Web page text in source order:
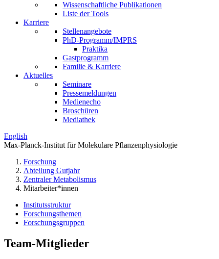
Wissenschaftliche Publikationen
Liste der Tools
Karriere
Stellenangebote
PhD-Programm/IMPRS
Praktika
Gastprogramm
Familie & Karriere
Aktuelles
Seminare
Pressemeldungen
Medienecho
Broschüren
Mediathek
English
Max-Planck-Institut für Molekulare Pflanzenphysiologie
Forschung
Abteilung Gutjahr
Zentraler Metabolismus
Mitarbeiter*innen
Institutsstruktur
Forschungsthemen
Forschungsgruppen
Team-Mitglieder